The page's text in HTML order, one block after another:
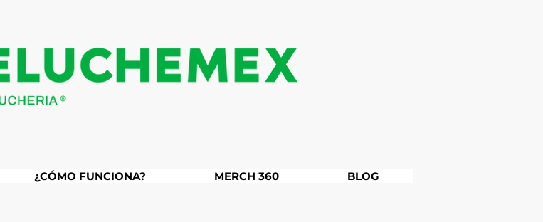
¿CÓMO FUNCIONA? MERCH 360 BLOG